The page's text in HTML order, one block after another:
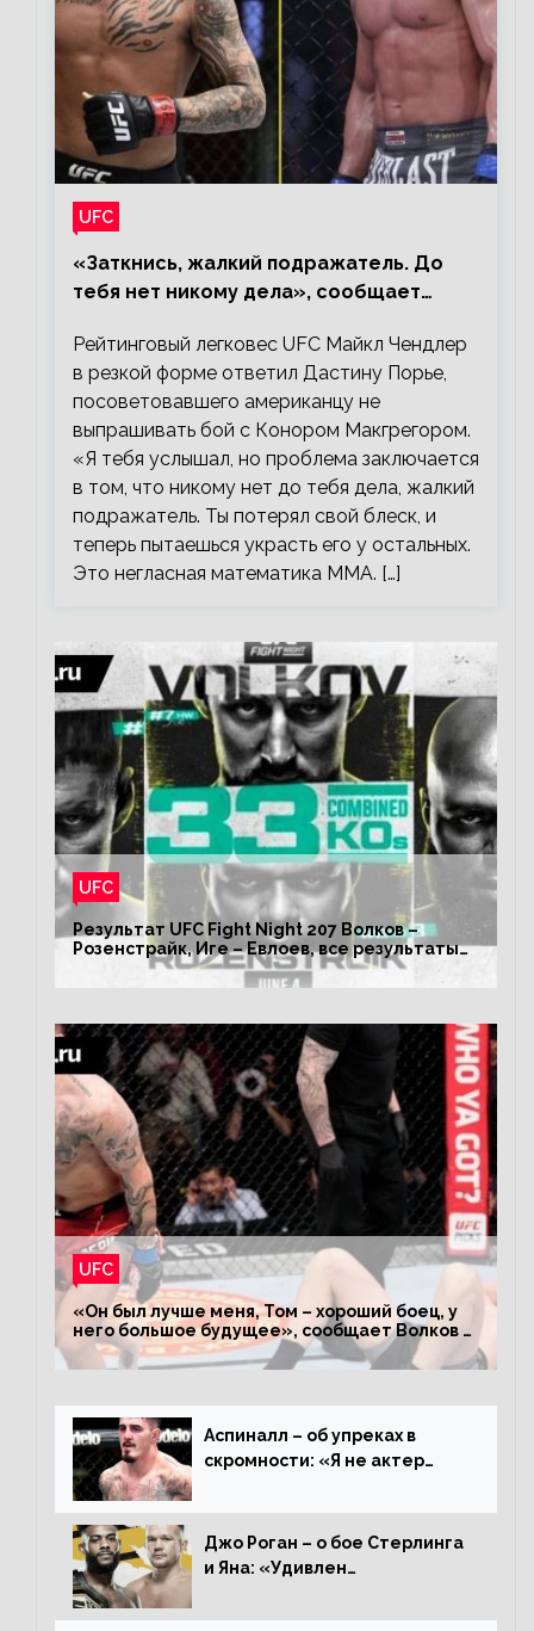
UFC
«Заткнись, жалкий подражатель. До
тебя нет никому дела», сообщает
Рейтинговый легковес UFC Майкл Чендлер
в резкой форме ответил Дастину Порье,
посоветовавшего американцу не
выпрашивать бой с Конором Макгрегором.
«Я тебя услышал, но проблема заключается
в том, что никому нет до тебя дела, жалкий
подражатель. Ты потерял свой блеск, и
теперь пытаешься украсть его у остальных.
Это негласная математика ММА. […]
UFC
Результат UFC Fight Night 207 Волков –
Розенстрайк, Иге – Евлоев, все результаты
турнира ЮФС ФН 207
UFC
«Он был лучше меня, Том – хороший боец, у
него большое будущее», сообщает Волков –
о поражении Аспиналлу
Аспиналл – об упреках в
скромности: «Я не актер
дерьмо»
Джо Роган – о бое Стерлинга
и Яна: «Удивлен
Алджамейн определенно